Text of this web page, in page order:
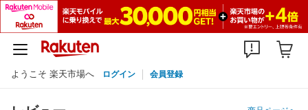
ようこそ 楽天市場へ ログイン 会員登録